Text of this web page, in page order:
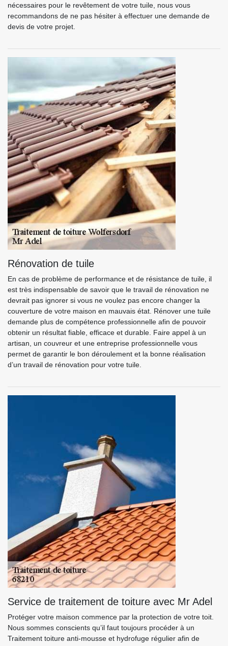
nécessaires pour le revêtement de votre tuile, nous vous
recommandons de ne pas hésiter à effectuer une demande de
devis de votre projet.
Rénovation de tuile
En cas de problème de performance et de résistance de tuile, il
est très indispensable de savoir que le travail de rénovation ne
devrait pas ignorer si vous ne voulez pas encore changer la
couverture de votre maison en mauvais état. Rénover une tuile
demande plus de compétence professionnelle afin de pouvoir
obtenir un résultat fiable, efficace et durable. Faire appel à un
artisan, un couvreur et une entreprise professionnelle vous
permet de garantir le bon déroulement et la bonne réalisation
d’un travail de rénovation pour votre tuile.
Service de traitement de toiture avec Mr Adel
Protéger votre maison commence par la protection de votre toit.
Nous sommes conscients qu’il faut toujours procéder à un
Traitement toiture anti-mousse et hydrofuge régulier afin de